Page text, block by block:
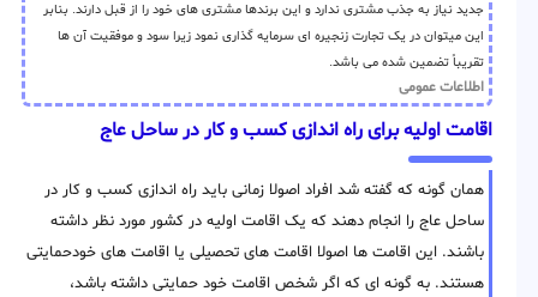
جدید نیاز به جذب مشتری ندارد و این برندها مشتری های خود را از قبل دارند. بنابر
این میتوان در یک تجارت زنجیره ای سرمایه گذاری نمود زیرا سود و موفقیت آن ها
تقریباً تضمین شده می باشد.
اطلاعات عمومی
اقامت اولیه برای راه اندازی کسب و کار در ساحل عاج
همان گونه که گفته شد افراد اصولا زمانی باید راه اندازی کسب و کار در
ساحل عاج را انجام دهند که یک اقامت اولیه در کشور مورد نظر داشته
باشند. این اقامت ها اصولا اقامت های تحصیلی یا اقامت های خودحمایتی
هستند. به گونه ای که اگر شخص اقامت خود حمایتی داشته باشد،